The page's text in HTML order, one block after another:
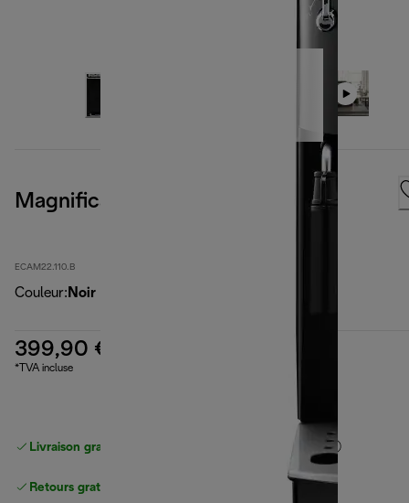
Magnifica S, Black
ECAM22.110.B
Couleur: Noir
399,90 €
*TVA incluse
Livraison gratuite standard standard à partir de 49 €
Retours gratuits